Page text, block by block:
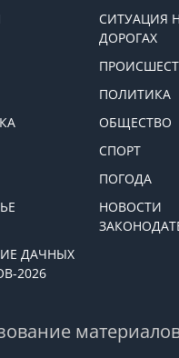
СИТУАЦИЯ
ДОРОГАХ
ПОЛИТИКА
ОБЩЕСТВО
СПОРТ
ПОГОДА
НОВОСТИ
ДАЧНЫХ
2026